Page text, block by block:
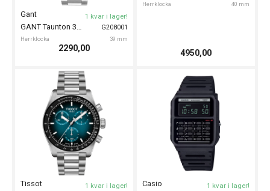
G208001
Gant
Herrklocka 39 mm
GANT Taunton 39mm
1 kvar i lager!
2290,00
Herrklocka 40 mm
4950,00
Tissot 1 kvar i lager! Casio 1 kvar i lager!